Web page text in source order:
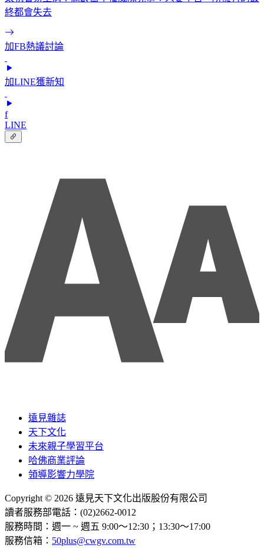
終都會失去
加FB熱議討論
加LINE獲新知
f
LINE
遠見雜誌
天下文化
未來親子學習平台
哈佛商業評論
領導影響力學院
Copyright © 2026 遠見天下文化出版股份有限公司
讀者服務部電話：(02)2662-0012
服務時間：週一 ~ 週五 9:00～12:30；13:30～17:00
服務信箱： 50plus@cwgv.com.tw